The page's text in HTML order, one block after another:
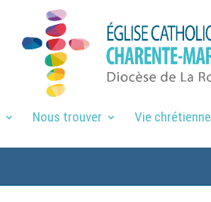
Nous trouver Vie chrétienne